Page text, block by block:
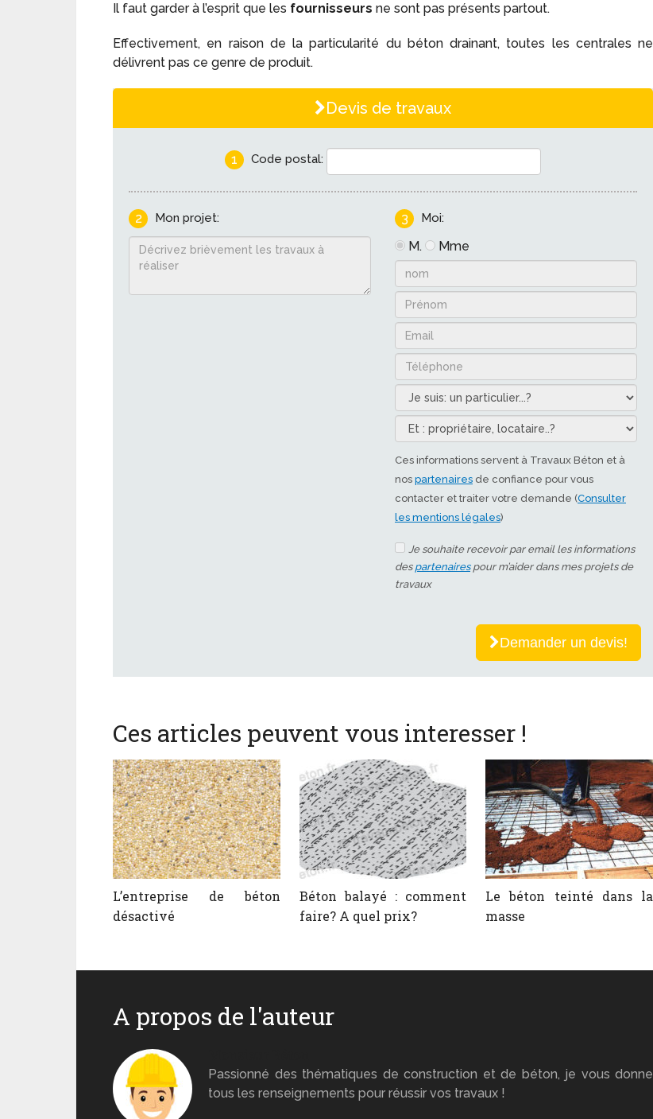
Il faut garder à l’esprit que les fournisseurs ne sont pas présents partout.
Effectivement, en raison de la particularité du béton drainant, toutes les centrales ne
délivrent pas ce genre de produit.
Devis de travaux
1 Code postal:
2 Mon projet: 3 Moi:
M. Mme
Ces informations servent à Travaux Béton et à
nos partenaires de confiance pour vous
contacter et traiter votre demande (Consulter
les mentions légales)
Je souhaite recevoir par email les informations
des partenairespour m’aider dans mes projets de
travaux
Demander un devis!
Ces articles peuvent vous interesser !
L’entreprise de béton
désactivé
Béton balayé : comment
faire? A quel prix?
Le béton teinté dans la
masse
A propos de l'auteur
Passionné des thématiques de construction et de béton, je vous donne
tous les renseignements pour réussir vos travaux !